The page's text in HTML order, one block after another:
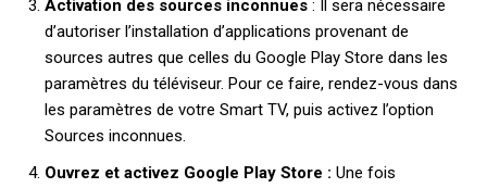
Activation des sources inconnues : Il sera nécessaire
d’autoriser l’installation d’applications provenant de
sources autres que celles du Google Play Store dans les
paramètres du téléviseur. Pour ce faire, rendez-vous dans
les paramètres de votre Smart TV, puis activez l’option
Sources inconnues.
Ouvrez et activez Google Play Store : Une fois